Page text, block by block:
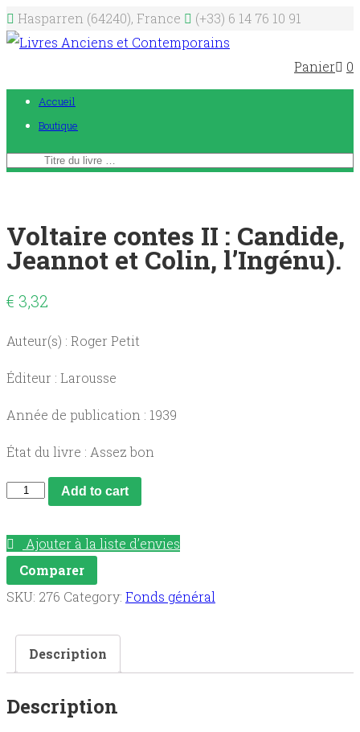
Hasparren (64240), France (+33) 6 14 76 10 91
Panier 0
Accueil
Boutique
Voltaire contes II : Candide,
Jeannot et Colin, l’Ingénu).
€ 3,32
Auteur(s) : Roger Petit
Éditeur : Larousse
Année de publication : 1939
État du livre : Assez bon
Voltaire
II
:
Candide,
et
Colin,
quantity
Add to cart
Ajouter à la liste d’envies
Comparer
SKU: 276 Category: Fonds général
Description
Description